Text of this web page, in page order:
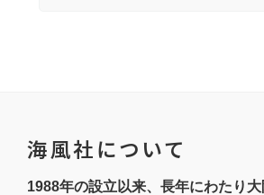
海風社について
1988年の設立以来、長年にわたり